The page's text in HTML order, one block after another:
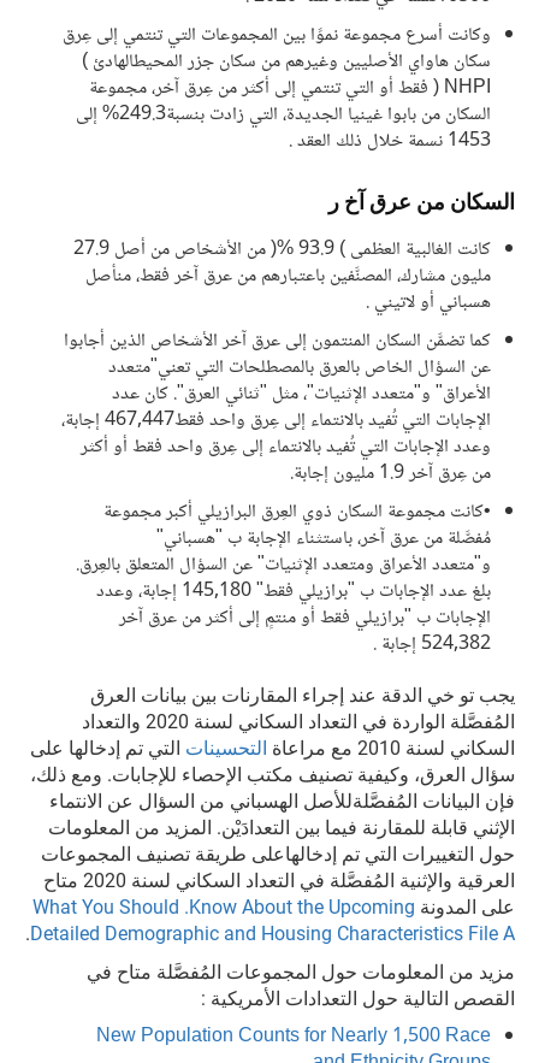
وكانت أسرع مجموعة نموًا بين المجموعات التي تنتمي إلى عِرق
سكان هاواي الأصليين وغيرهم من سكان جزر المحيطالهادئ )
NHPI ( فقط أو التي تنتمي إلى أكثر من عِرق آخر، مجموعة
السكان من بابوا غينيا الجديدة، التي زادت بنسبة249.3% إلى
1453 نسمة خلال ذلك العقد .
السكان من عرق آخ ر
كانت الغالبية العظمى ) 93.9 %( من الأشخاص من أصل 27.9
مليون مشارك، المصنَّفين باعتبارهم من عرق آخر فقط، منأصل
هسباني أو لاتيني .
كما تضمَّن السكان المنتمون إلى عرق آخر الأشخاص الذين أجابوا
عن السؤال الخاص بالعرق بالمصطلحات التي تعني"متعدد
الأعراق" و"متعدد الإثنيات"، مثل "ثنائي العرق". كان عدد
الإجابات التي تُفيد بالانتماء إلى عِرق واحد فقط467,447 إجابة،
وعدد الإجابات التي تُفيد بالانتماء إلى عِرق واحد فقط أو أكثر
من عِرق آخر 1.9 مليون إجابة.
•كانت مجموعة السكان ذوي العِرق البرازيلي أكبر مجموعة
مُفصَّلة من عرق آخر، باستثناء الإجابة ب "هسباني"
و"متعدد الأعراق ومتعدد الإثنيات" عن السؤال المتعلق بالعِرق.
بلغ عدد الإجابات ب "برازيلي فقط" 145,180 إجابة، وعدد
الإجابات ب "برازيلي فقط أو منتمٍ إلى أكثر من عرق آخر
524,382 إجابة .
يجب تو خي الدقة عند إجراء المقارنات بين بيانات العرق
المُفصَّلة الواردة في التعداد السكاني لسنة 2020 والتعداد
السكاني لسنة 2010 مع مراعاة
التحسينات التي تم إدخالها على
سؤال العرق، وكيفية تصنيف مكتب الإحصاء للإجابات. ومع ذلك،
فإن البيانات المُفصَّلةللأصل الهسباني من السؤال عن الانتماء
الإثني قابلة للمقارنة فيما بين التعدادَيْن. المزيد من المعلومات
حول التغييرات التي تم إدخالهاعلى طريقة تصنيف المجموعات
العرقية والإثنية المُفصَّلة في التعداد السكاني لسنة 2020 متاح
على المدونة What You Should .Know About the Upcoming
Detailed Demographic and Housing Characteristics File A
.
مزيد من المعلومات حول المجموعات المُفصَّلة متاح في
القصص التالية حول التعدادات الأمريكية :
New Population Counts for Nearly 1,500 Race